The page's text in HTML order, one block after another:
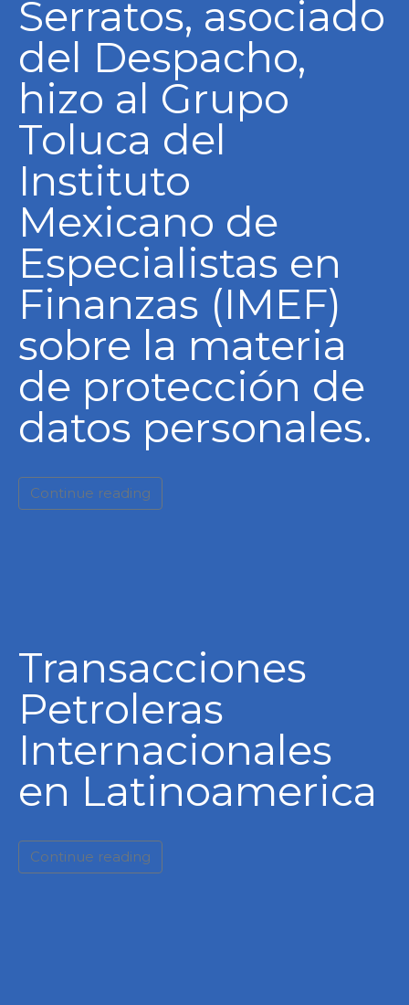
Serratos, asociado
del Despacho,
hizo al Grupo
Toluca del
Instituto
Mexicano de
Especialistas en
Finanzas (IMEF)
sobre la materia
de protección de
datos personales.
Continue reading
Transacciones
Petroleras
Internacionales
en Latinoamerica
Continue reading